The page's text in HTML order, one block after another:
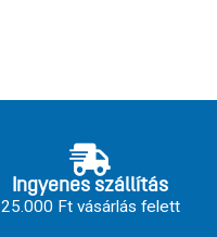
Ingyenes szállítás
25.000 Ft vásárlás felett